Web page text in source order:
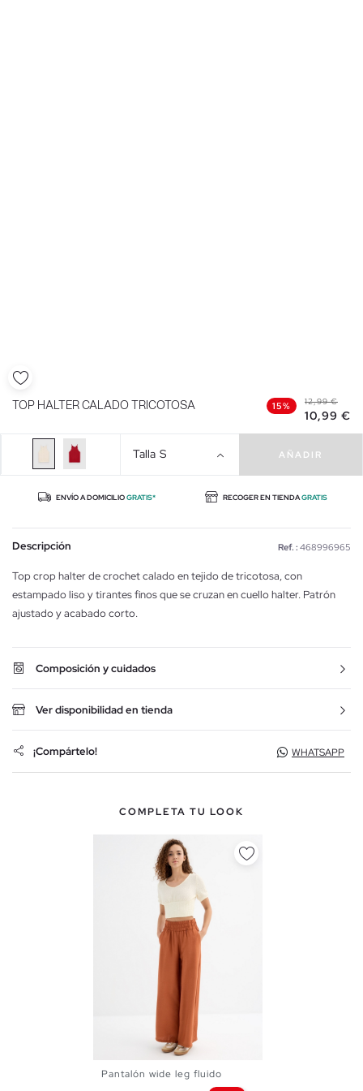
TOP HALTER CALADO TRICOTOSA 15% 12,99 €
10,99 €
Talla S AÑADIR
ENVÍO A DOMICILIOGRATIS* RECOGER EN TIENDAGRATIS
Descripción Ref. : 468996965
Top crop halter de crochet calado en tejido de tricotosa, con
estampado liso y tirantes finos que se cruzan en cuello halter. Patrón
ajustado y acabado corto.
Composición y cuidados
Ver disponibilidad en tienda
¡Compártelo! WHATSAPP
COMPLETA TU LOOK
Pantalón wide leg fluido